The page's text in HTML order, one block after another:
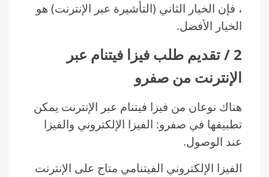
، فإن الخيار الثاني (التأشيرة عبر الإنترنت) هو
الخيار الأفضل.
2 / تقديم طلب فيزا فيتنام عبر
الإنترنت من صفرو
هناك نوعان من فيزا فيتنام عبر الإنترنت يمكن
تطبيقها في صفرو: الفيزا الإلكتروني والفيزا
عند الوصول.
الفيزا الإلكتروني الفيتنامي متاح على الإنترنت